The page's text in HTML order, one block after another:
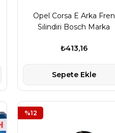
Opel Corsa E Arka Fren
Silindiri Bosch Marka
₺413,16
Sepete Ekle
%12